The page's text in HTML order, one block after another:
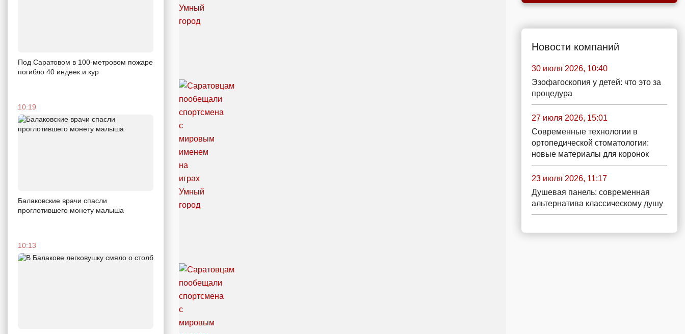
Под Саратовом в 100-метровом пожаре
погибло 40 индеек и кур
10:19
Балаковские врачи спасли
проглотившего монету малыша
10:13
Новости компаний
30 июля 2026, 10:40
Эзофагоскопия у детей: что это за
процедура
27 июля 2026, 15:01
Современные технологии в
ортопедической стоматологии:
новые материалы для коронок
23 июля 2026, 11:17
Душевая панель: современная
альтернатива классическому душу